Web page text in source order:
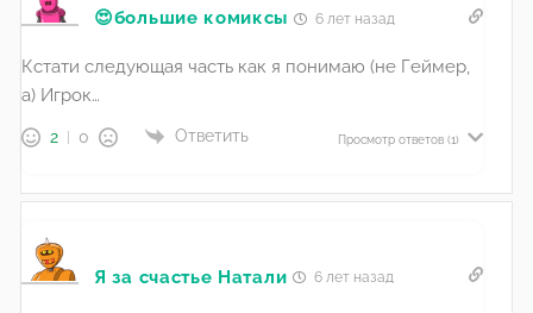
😍большие комиксы 6 лет назад
Кстати следующая часть как я понимаю (не Геймер,
а) Игрок…
2 0 Ответить Просмотр ответов (1)
Я за счастье Натали 6 лет назад